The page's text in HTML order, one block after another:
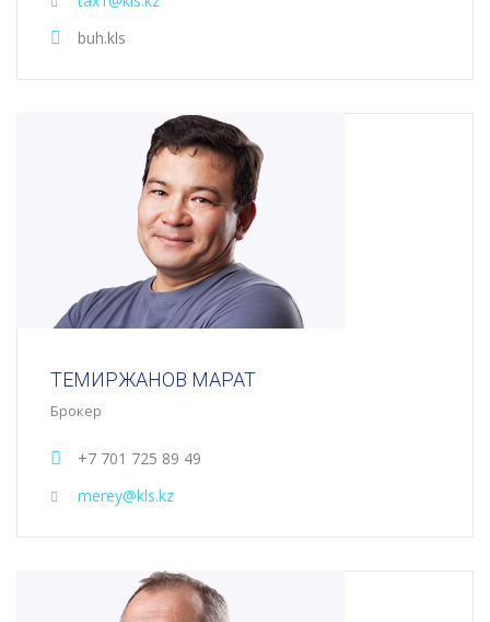
buh.kls
ТЕМИРЖАНОВ МАРАТ
Брокер
+7 701 725 89 49
merey@kls.kz